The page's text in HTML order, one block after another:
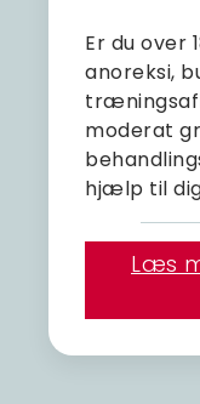
Er du over
anoreksi,
moderat
hjælp til
Læs